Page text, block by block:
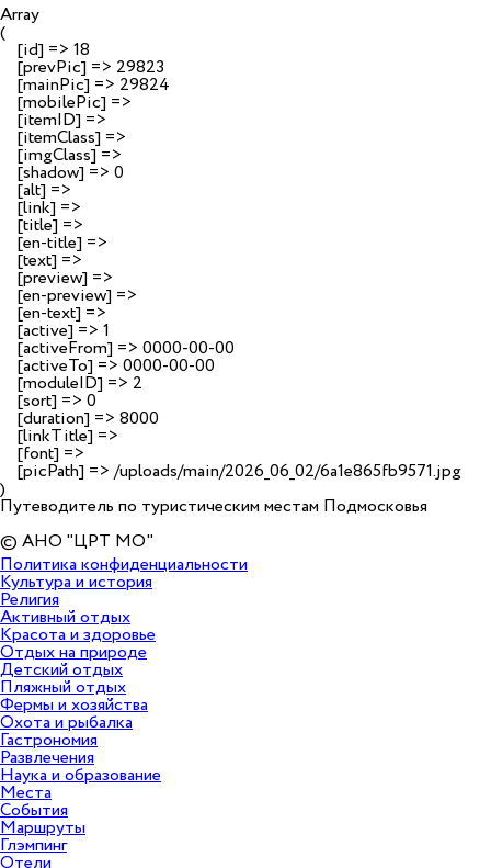
Array
(
    [id] => 18
    [prevPic] => 29823
    [mainPic] => 29824
    [mobilePic] =>
    [itemID] =>
    [itemClass] =>
    [imgClass] =>
    [shadow] => 0
    [alt] =>
    [link] =>
    [title] =>
    [en-title] =>
    [text] =>
    [preview] =>
    [en-preview] =>
    [en-text] =>
    [active] => 1
    [activeFrom] => 0000-00-00
    [activeTo] => 0000-00-00
    [moduleID] => 2
    [sort] => 0
    [duration] => 8000
    [linkTitle] =>
    [font] =>
    [picPath] => /uploads/main/2026_06_02/6a1e865fb9571.jpg
Путеводитель по туристическим местам Подмосковья
© АНО "ЦРТ МО"
Политика конфиденциальности
Культура и история
Религия
Активный отдых
Красота и здоровье
Отдых на природе
Детский отдых
Пляжный отдых
Фермы и хозяйства
Охота и рыбалка
Гастрономия
Развлечения
Наука и образование
Места
События
Маршруты
Глэмпинг
Отели